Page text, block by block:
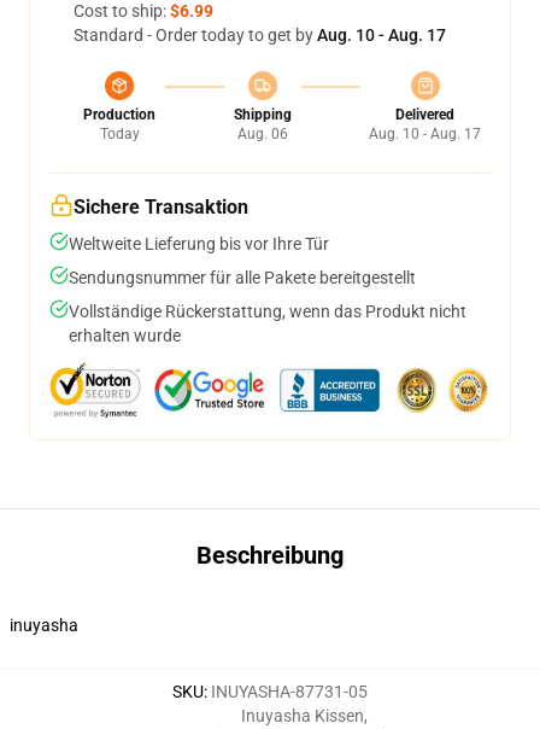
Cost to ship:$6.99
Standard - Order today to get byAug. 10 - Aug. 17
Production
Today
Shipping
Aug. 06
Delivered
Aug. 10 - Aug. 17
Sichere Transaktion
Weltweite Lieferung bis vor Ihre Tür
Sendungsnummer für alle Pakete bereitgestellt
Vollständige Rückerstattung, wenn das Produkt nicht
erhalten wurde
Beschreibung
inuyasha
SKU: INUYASHA-87731-05
Inuyasha Kissen,